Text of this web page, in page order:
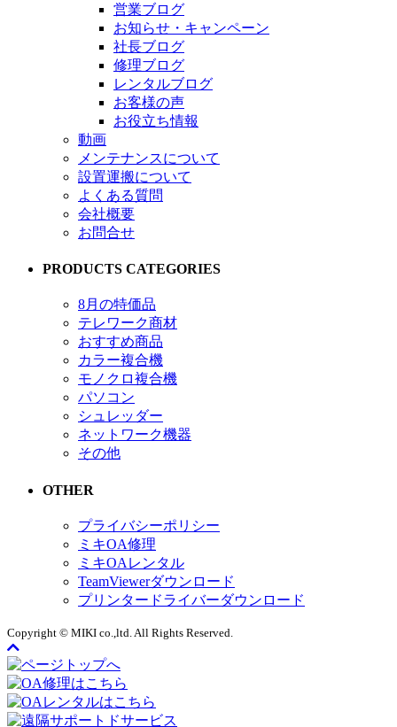
営業ブログ
お知らせ・キャンペーン
社長ブログ
修理ブログ
レンタルブログ
お客様の声
お役立ち情報
動画
メンテナンスについて
設置運搬について
よくある質問
会社概要
お問合せ
PRODUCTS CATEGORIES
8月の特価品
テレワーク商材
おすすめ商品
カラー複合機
モノクロ複合機
パソコン
シュレッダー
ネットワーク機器
その他
OTHER
プライバシーポリシー
ミキOA修理
ミキOAレンタル
TeamViewerダウンロード
プリンタードライバーダウンロード
Copyright © MIKI co.,ltd. All Rights Reserved.